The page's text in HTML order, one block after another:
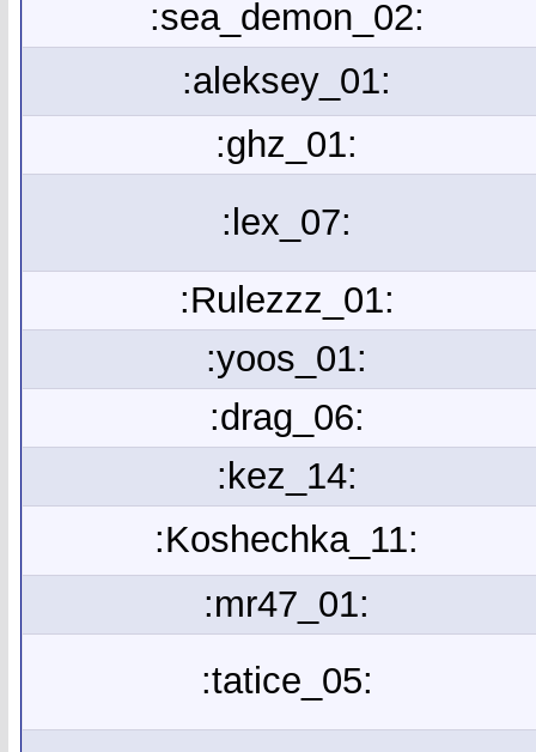
:sea_demon_02:
:aleksey_01:
:ghz_01:
:lex_07:
:Rulezzz_01:
:yoos_01:
:drag_06:
:kez_14:
:Koshechka_11:
:mr47_01:
:tatice_05: